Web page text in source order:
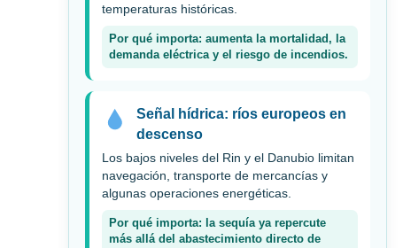
temperaturas históricas.
Por qué importa: aumenta la mortalidad, la
demanda eléctrica y el riesgo de incendios.
Señal hídrica: ríos europeos en
descenso
Los bajos niveles del Rin y el Danubio limitan
navegación, transporte de mercancías y
algunas operaciones energéticas.
Por qué importa: la sequía ya repercute
más allá del abastecimiento directo de